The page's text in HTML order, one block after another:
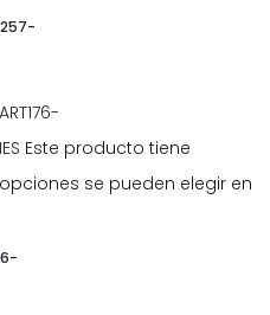
Este producto tiene
se pueden elegir en